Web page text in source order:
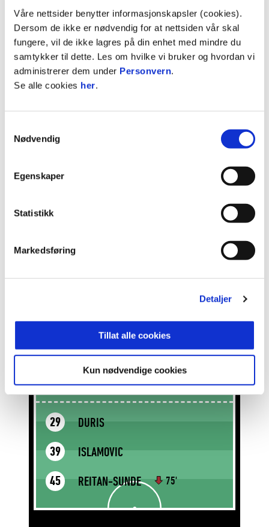
Våre nettsider benytter informasjonskapsler (cookies).
Dersom de ikke er nødvendig for at nettsiden vår skal
fungere, vil de ikke lagres på din enhet med mindre du
samtykker til dette. Les om hvilke vi bruker og hvordan vi
administrerer dem under Personvern.
Se alle cookies her.
Nødvendig
Egenskaper
Statistikk
Markedsføring
Detaljer
Tillat alle cookies
Kun nødvendige cookies
9 VÅLERENGA 15 20
10 ROSENBORG 15 18
11 FREDRIKSTAD
38
50 VOLDEN
5 ZEIDAN 66'
7 NORDLI
10 SELNÆS
29 DURIS
39 ISLAMOVIC
45 REITAN-SUNDE 75'